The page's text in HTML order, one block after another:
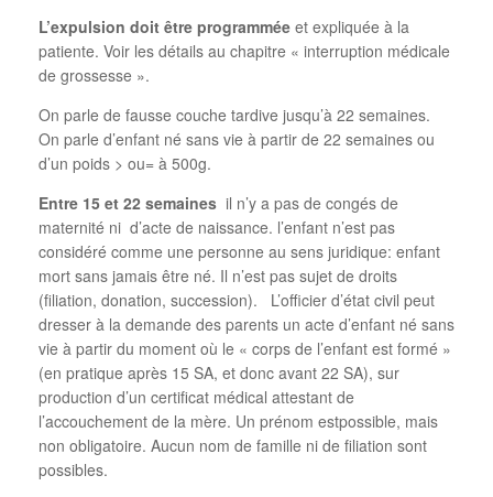
L’expulsion doit être programmée et expliquée à la
patiente. Voir les détails au chapitre « interruption médicale
de grossesse ».
On parle de fausse couche tardive jusqu’à 22 semaines.
On parle d’enfant né sans vie à partir de 22 semaines ou
d’un poids > ou= à 500g.
Entre 15 et 22 semaines il n’y a pas de congés de
maternité ni d’acte de naissance. l’enfant n’est pas
considéré comme une personne au sens juridique: enfant
mort sans jamais être né. Il n’est pas sujet de droits
(filiation, donation, succession). L’officier d’état civil peut
dresser à la demande des parents un acte d’enfant né sans
vie à partir du moment où le « corps de l’enfant est formé »
(en pratique après 15 SA, et donc avant 22 SA), sur
production d’un certificat médical attestant de
l’accouchement de la mère. Un prénom estpossible, mais
non obligatoire. Aucun nom de famille ni de filiation sont
possibles.